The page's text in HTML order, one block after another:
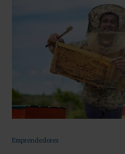
Emprendedores